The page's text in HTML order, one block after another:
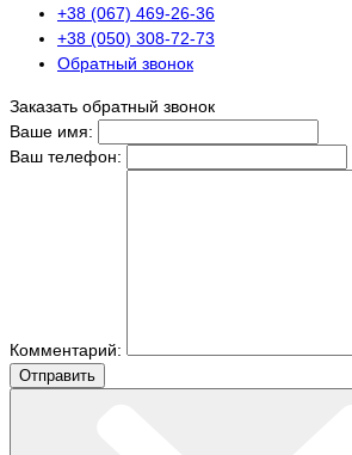
+38 (067) 469-26-36
+38 (050) 308-72-73
Обратный звонок
Заказать обратный звонок
Ваше имя:
Ваш телефон:
Комментарий:
Отправить